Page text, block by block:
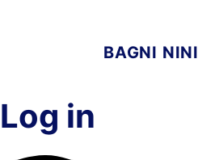
BAGNI NINI
Log in